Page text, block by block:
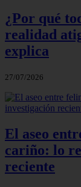
¿Por qué
realidad
explica
27/07/2026
El aseo
cariño: lo
reciente